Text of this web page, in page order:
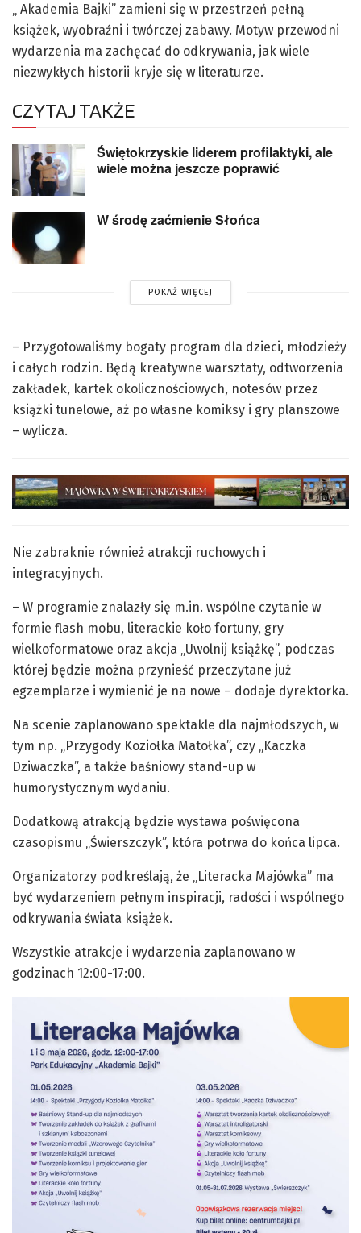
„ Akademia Bajki” zamieni się w przestrzeń pełną
książek, wyobraźni i twórczej zabawy. Motyw przewodni
wydarzenia ma zachęcać do odkrywania, jak wiele
niezwykłych historii kryje się w literaturze.
CZYTAJ TAKŻE
Świętokrzyskie liderem profilaktyki, ale
wiele można jeszcze poprawić
W środę zaćmienie Słońca
POKAŻ WIĘCEJ
– Przygotowaliśmy bogaty program dla dzieci, młodzieży
i całych rodzin. Będą kreatywne warsztaty, odtworzenia
zakładek, kartek okolicznościowych, notesów przez
książki tunelowe, aż po własne komiksy i gry planszowe
– wylicza.
Nie zabraknie również atrakcji ruchowych i
integracyjnych.
– W programie znalazły się m.in. wspólne czytanie w
formie flash mobu, literackie koło fortuny, gry
wielkoformatowe oraz akcja „Uwolnij książkę”, podczas
której będzie można przynieść przeczytane już
egzemplarze i wymienić je na nowe – dodaje dyrektorka.
Na scenie zaplanowano spektakle dla najmłodszych, w
tym np. „Przygody Koziołka Matołka”, czy „Kaczka
Dziwaczka”, a także baśniowy stand-up w
humorystycznym wydaniu.
Dodatkową atrakcją będzie wystawa poświęcona
czasopismu „Świerszczyk”, która potrwa do końca lipca.
Organizatorzy podkreślają, że „Literacka Majówka” ma
być wydarzeniem pełnym inspiracji, radości i wspólnego
odkrywania świata książek.
Wszystkie atrakcje i wydarzenia zaplanowano w
godzinach 12:00-17:00.